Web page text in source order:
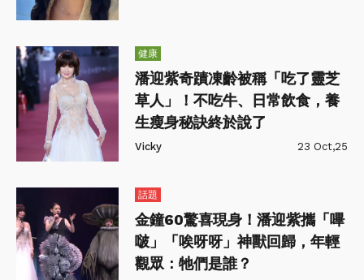
健康
潘迎紫奇蹟凍齡被稱「吃了靈芝
草人」！不吃牛、日常飲食，養
生瘦身秘訣終於說了
Vicky 23 Oct,25
話題
金鐘60驚喜現身！潘迎紫攜「嗶
啵」「唉呀呀」神獸回歸，年輕
觀眾：牠們是誰？